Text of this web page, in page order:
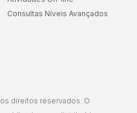
Consultas Níveis Avançados
direitos reservados. O